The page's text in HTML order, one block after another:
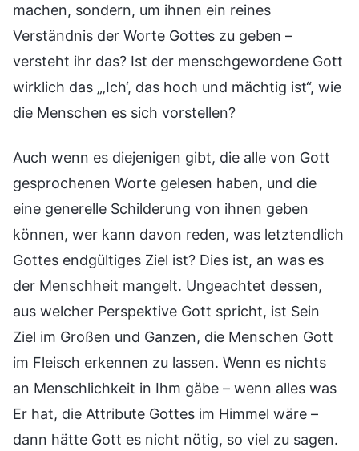
machen, sondern, um ihnen ein reines
Verständnis der Worte Gottes zu geben –
versteht ihr das? Ist der menschgewordene Gott
wirklich das „‚Ich‘, das hoch und mächtig ist“, wie
die Menschen es sich vorstellen?
Auch wenn es diejenigen gibt, die alle von Gott
gesprochenen Worte gelesen haben, und die
eine generelle Schilderung von ihnen geben
können, wer kann davon reden, was letztendlich
Gottes endgültiges Ziel ist? Dies ist, an was es
der Menschheit mangelt. Ungeachtet dessen,
aus welcher Perspektive Gott spricht, ist Sein
Ziel im Großen und Ganzen, die Menschen Gott
im Fleisch erkennen zu lassen. Wenn es nichts
an Menschlichkeit in Ihm gäbe – wenn alles was
Er hat, die Attribute Gottes im Himmel wäre –
dann hätte Gott es nicht nötig, so viel zu sagen.